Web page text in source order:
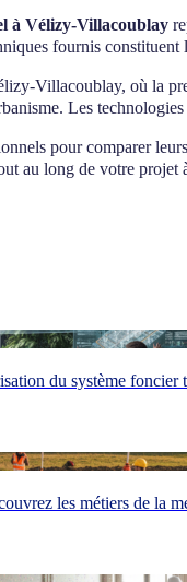
accompagnés de
à Vélizy-Villacoublay
fournis
Villacoublay, où la
Les
pour comparer
au long de votre
du système foncier
les métiers de la